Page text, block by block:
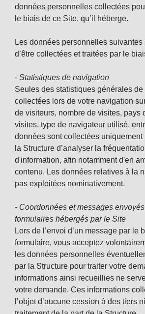
données personnelles collectées
le biais de ce Site, qu’il héberge.
Les données personnelles
d’être collectées et traitées par le
- Statistiques de navigation
Seules des statistiques générales de
collectées lors de votre navigation
de visiteurs, nombre de visites, pays
visites, type de navigateur utilisé,
données sont collectées uniquement
la Structure d’analyser la
d'information, afin notamment d'en
contenu. Les données relatives à la
pas exploitées nominativement.
- Coordonnées et messages
formulaires hébergés par le Site
Lors de l’envoi d’un message par le
formulaire, vous acceptez
les données personnelles
par la Structure pour traiter votre
informations ainsi recueillies ne
votre demande. Ces informations
l’objet d’aucune cession à des tiers